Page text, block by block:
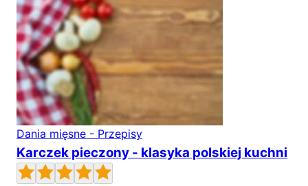
Dania mięsne - Przepisy
Karczek pieczony - klasyka polskiej kuchni